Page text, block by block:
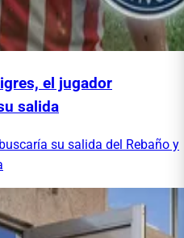
el jugador
salida
su salida del Rebaño y